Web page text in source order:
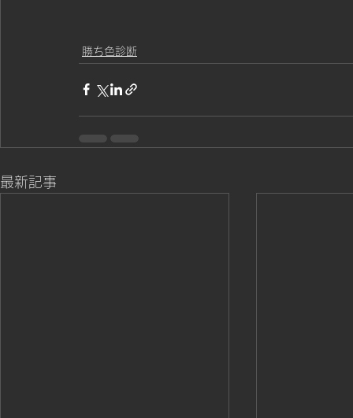
勝ち色診断
最新記事